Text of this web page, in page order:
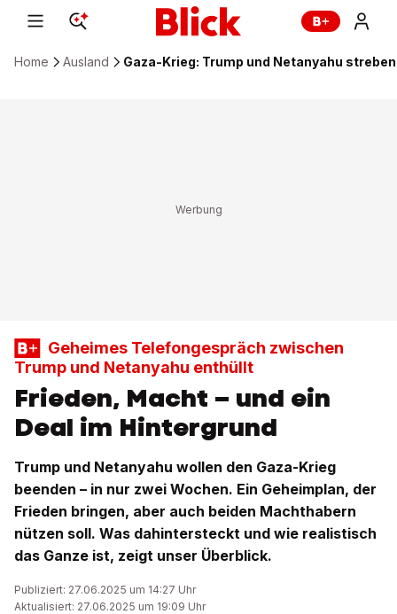
Home Ausland Gaza-Krieg: Trump und Netanyahu
Geheimes Telefongespräch zwischen
Trump und Netanyahu enthüllt
Frieden, Macht – und ein
Deal im Hintergrund
Trump und Netanyahu wollen den Gaza-Krieg
beenden – in nur zwei Wochen. Ein Geheimplan, der
Frieden bringen, aber auch beiden Machthabern
nützen soll. Was dahintersteckt und wie realistisch
das Ganze ist, zeigt unser Überblick.
Publiziert: 27.06.2025 um 14:27 Uhr
Aktualisiert: 27.06.2025 um 19:09 Uhr